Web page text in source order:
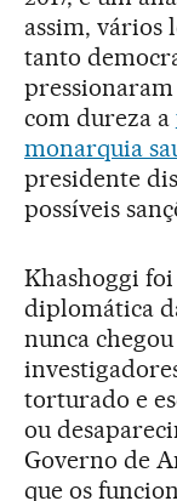
assim, vários
tanto
com dureza a
monarquia
presidente
possíveis
Khashoggi
diplomática
nunca
torturado e
ou
Governo de
que os